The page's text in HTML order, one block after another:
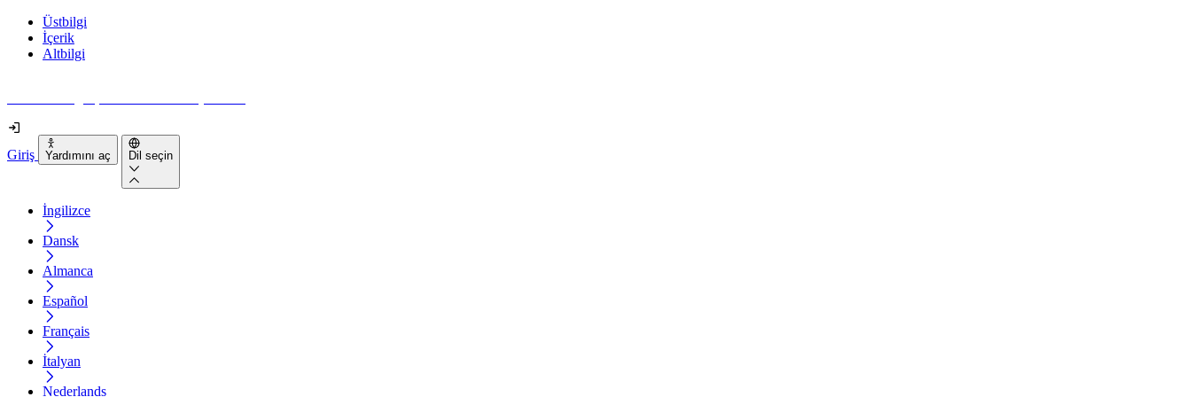
Üstbilgi
İçerik
Altbilgi
Giriş Yardımını aç Dil seçin
İngilizce
Dansk
Almanca
Español
Français
İtalyan
Nederlands